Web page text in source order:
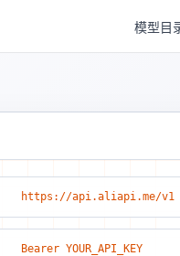
模型目
https://api.aliapi.me/v1
Bearer YOUR_API_KEY